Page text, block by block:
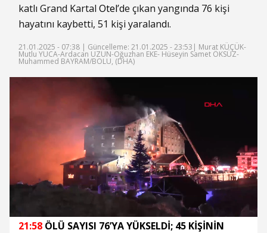
katlı Grand Kartal Otel’de çıkan yangında 76 kişi
hayatını kaybetti, 51 kişi yaralandı.
21.01.2025 - 07:38 | Güncelleme: 21.01.2025 - 23:53 | Murat KÜÇÜK-
Mutlu YUCA-Ardacan UZUN-Oğuzhan EKE- Hüseyin Samet ÖKSÜZ-
Muhammed BAYRAM/BOLU, (DHA)
0%
0%
21:58 ÖLÜ SAYISI 76’YA YÜKSELDİ; 45 KİŞİNİN